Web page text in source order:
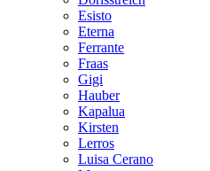
Esisto
Eterna
Ferrante
Fraas
Gigi
Hauber
Kapalua
Kirsten
Lerros
Luisa Cerano